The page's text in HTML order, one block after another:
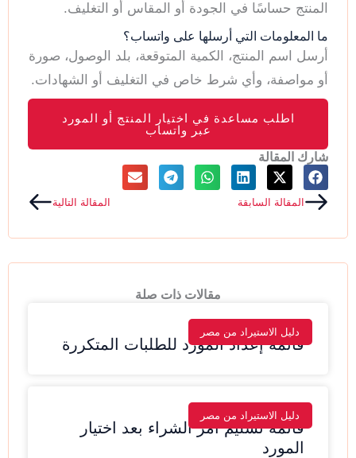
المنتج حساسًا في الجودة أو المقاس أو التغليف.
ما المعلومات التي أرسلها على واتساب؟
أرسل اسم المنتج، الكمية المتوقعة، بلد الوصول، صورة
أو مواصفة، وأي شرط خاص في التغليف أو الشهادات.
اطلب مساعدة في اختيار المنتج أو المورد
عبر واتساب
شارك المقالة
Prevالمقالة السابقة المقالة التاليةNext
مقالات ذات صلة
دليل الاستيراد من مصر
قائمة إعداد المورد للطلبات المتكررة
دليل الاستيراد من مصر
قائمة تسليم أمر الشراء بعد اختيار
المورد